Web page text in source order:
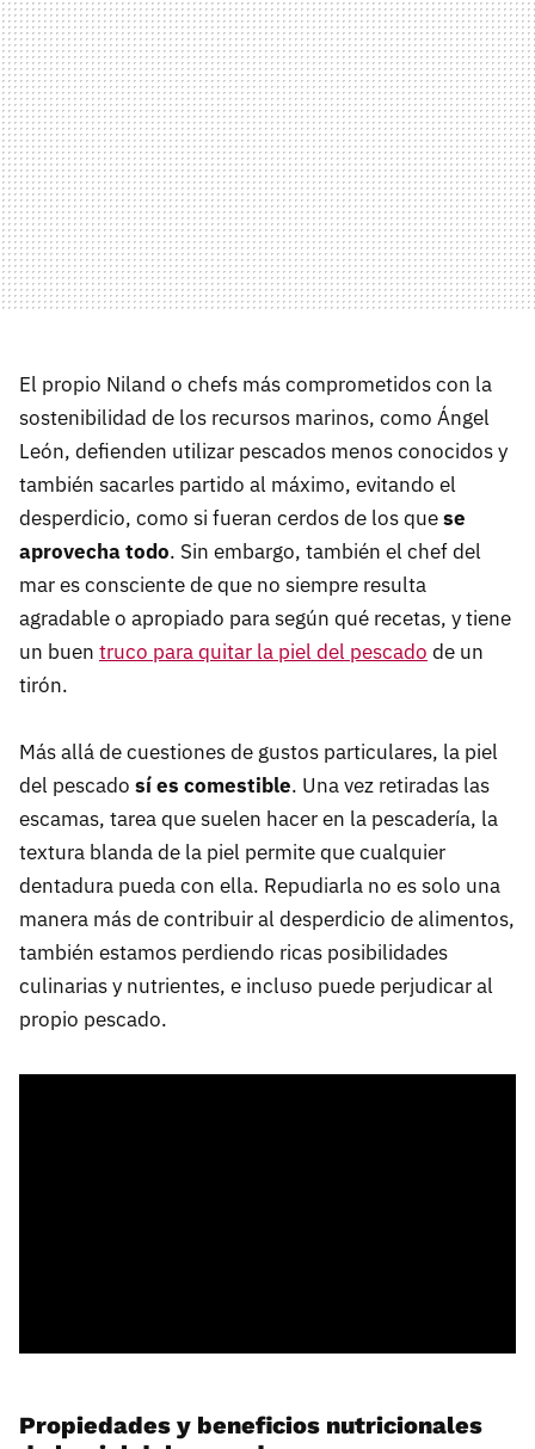
El propio Niland o chefs más comprometidos con la
sostenibilidad de los recursos marinos, como Ángel
León, defienden utilizar pescados menos conocidos y
también sacarles partido al máximo, evitando el
desperdicio, como si fueran cerdos de los quese
aprovecha todo. Sin embargo, también el chef del
mar es consciente de que no siempre resulta
agradable o apropiado para según qué recetas, y tiene
un buen truco para quitar la piel del pescado de un
tirón.
Más allá de cuestiones de gustos particulares, la piel
del pescado sí es comestible. Una vez retiradas las
escamas, tarea que suelen hacer en la pescadería, la
textura blanda de la piel permite que cualquier
dentadura pueda con ella. Repudiarla no es solo una
manera más de contribuir al desperdicio de alimentos,
también estamos perdiendo ricas posibilidades
culinarias y nutrientes, e incluso puede perjudicar al
propio pescado.
Propiedades y beneficios nutricionales